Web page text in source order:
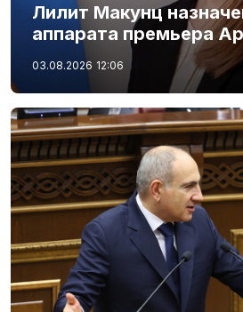
Лилит Макунц
аппарата премьера
03.08.2026 12:06